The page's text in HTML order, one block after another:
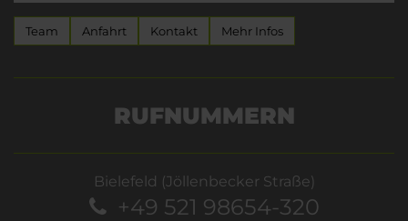
Team Anfahrt Kontakt Mehr Infos
RUFNUMMERN
Bielefeld (Jöllenbecker Straße)
+49 521 98654-320